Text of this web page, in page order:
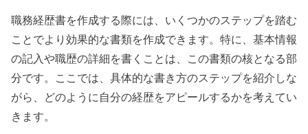
職務経歴書を作成する際には、いくつかのステップを踏む
ことでより効果的な書類を作成できます。特に、基本情報
の記入や職歴の詳細を書くことは、この書類の核となる部
分です。ここでは、具体的な書き方のステップを紹介しな
がら、どのように自分の経歴をアピールするかを考えてい
きます。